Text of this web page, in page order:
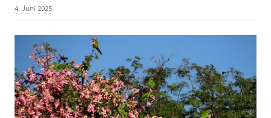
4. Juni 2025